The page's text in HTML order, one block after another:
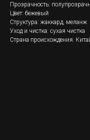
Прозрачность:
Цвет: бежевый
Структура: жаккард, меланж
Уход и чистка: сухая чистка
Страна происхождения: